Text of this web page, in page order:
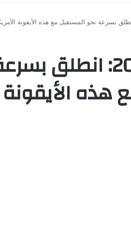
موستنج 2024: انطلق
الأيقونة